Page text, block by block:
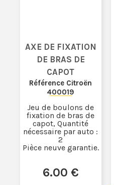
AXE DE FIXATION
DE BRAS DE
CAPOT
Référence Citroën
400019
6.00 €
Jeu de boulons de
fixation de bras de
capot, Quantité
nécessaire par auto :
2
Pièce neuve garantie.